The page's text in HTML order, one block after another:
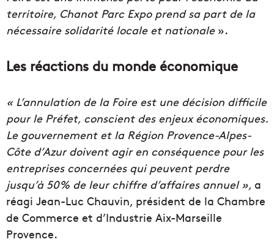
territoire, Chanot Parc Expo prend sa part de la
nécessaire solidarité locale et nationale ».
Les réactions du monde économique
« L’annulation de la Foire est une décision difficile
pour le Préfet, conscient des enjeux économiques.
Le gouvernement et la Région Provence-Alpes-
Côte d’Azur doivent agir en conséquence pour les
entreprises concernées qui peuvent perdre
jusqu’à 50% de leur chiffre d’affaires annuel », a
réagi Jean-Luc Chauvin, président de la Chambre
de Commerce et d’Industrie Aix-Marseille
Provence.